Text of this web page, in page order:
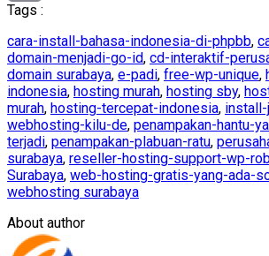
Email
Tags :
cara-install-bahasa-indonesia-di-phpbb,
domain-menjadi-go-id, cd-interaktif-
domain surabaya, e-padi, free-wp-unique,
indonesia, hosting murah, hosting sby,
murah, hosting-tercepat-indonesia,
webhosting-kilu-de, penampakan-hantu-
terjadi, penampakan-plabuan-ratu,
surabaya, reseller-hosting-support-wp-
Surabaya, web-hosting-gratis-yang-ada-
webhosting surabaya
About author